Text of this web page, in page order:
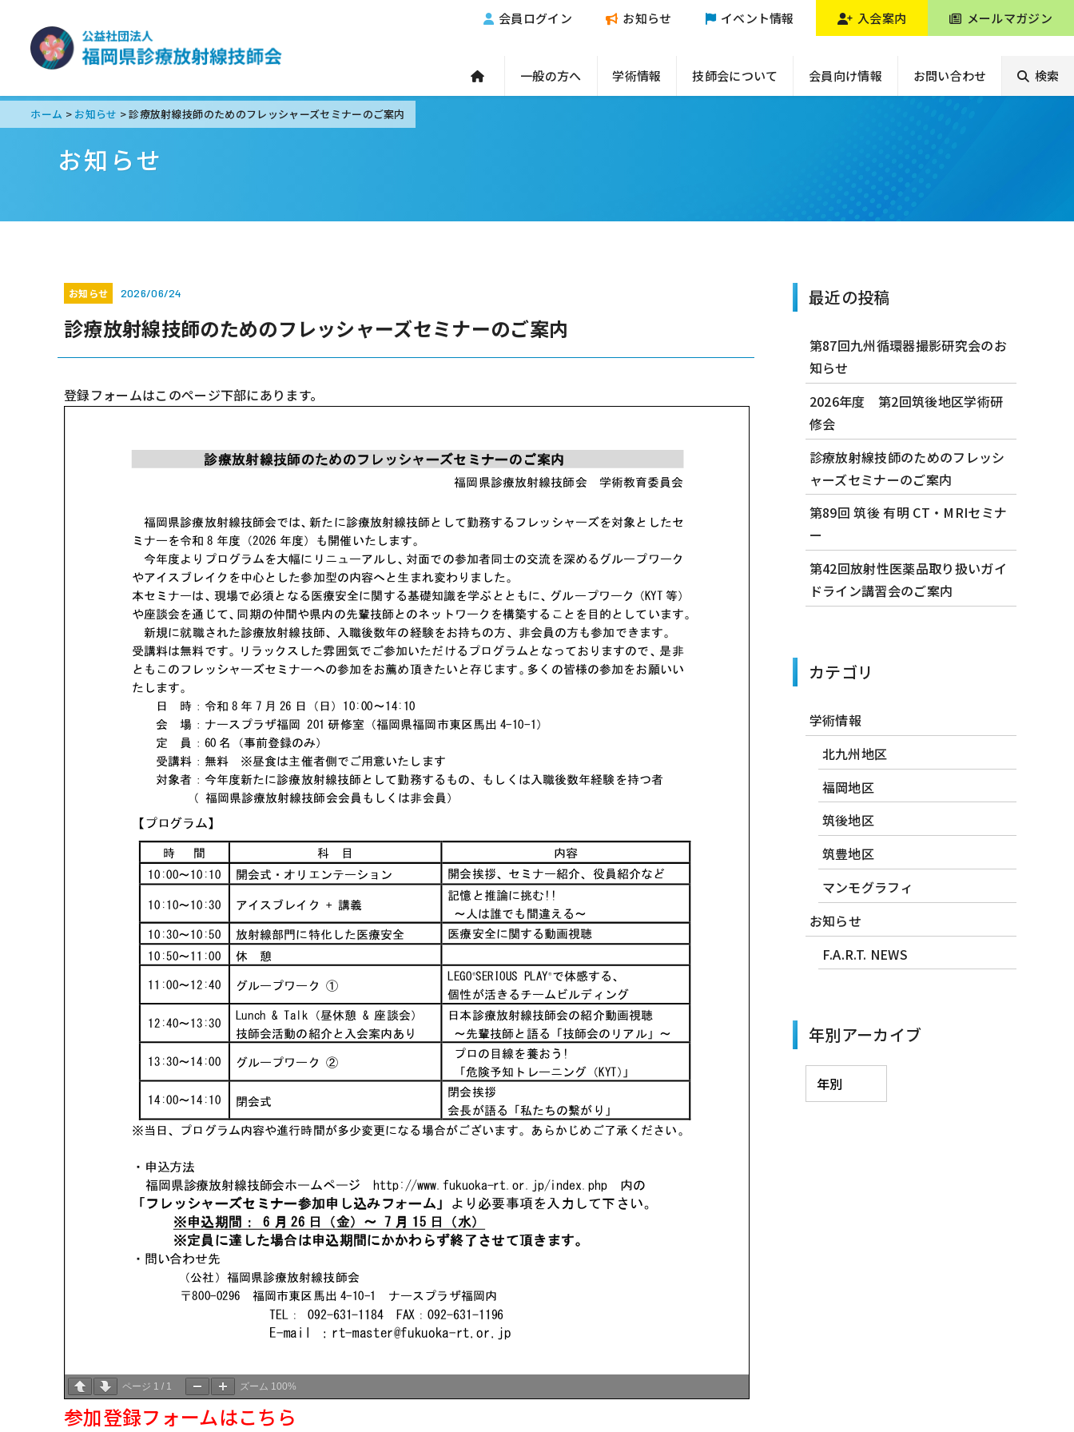
会員ログイン お知らせ イベント情報 入会案内 メールマガジン
一般の方へ 学術情報 技師会について 会員向け情報 お問い合わせ 検索
ホーム > お知らせ >診療放射線技師のためのフレッシャーズセミナーのご案内
お知らせ
お知らせ 2026/06/24
診療放射線技師のためのフレッシャーズセミナーのご案内
登録フォームはこのページ下部にあります。
ページ 1 / 1 ズーム 100%
参加登録フォームはこちら
最近の投稿
第87回九州循環器撮影研究会のお
知らせ
2026年度 第2回筑後地区学術研
修会
診療放射線技師のためのフレッシ
ャーズセミナーのご案内
第89回 筑後 有明 CT・MRIセミナ
ー
第42回放射性医薬品取り扱いガイ
ドライン講習会のご案内
カテゴリ
学術情報
北九州地区
福岡地区
筑後地区
筑豊地区
マンモグラフィ
お知らせ
F.A.R.T. NEWS
年別アーカイブ